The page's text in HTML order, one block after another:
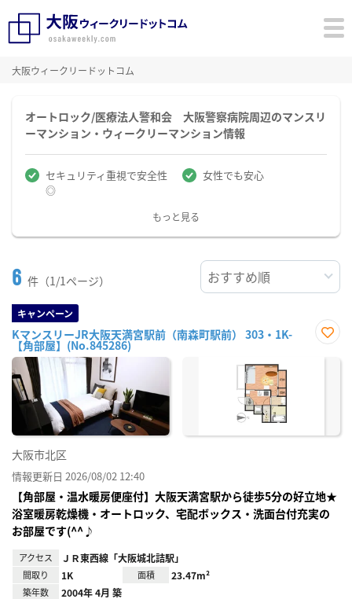
大阪ウィークリードットコム
オートロック/医療法人警和会 大阪警察病院周辺のマンスリ
ーマンション・ウィークリーマンション情報
セキュリティ重視で安全性
◎
女性でも安心
もっと見る
6 件（1/1ページ）
キャンペーン
KマンスリーJR大阪天満宮駅前（南森町駅前） 303・1K-
【角部屋】(No.845286)
に入
大阪市北区
情報更新日 2026/08/02 12:40
【角部屋・温水暖房便座付】大阪天満宮駅から徒歩5分の好立地★
浴室暖房乾燥機・オートロック、宅配ボックス・洗面台付充実の
お部屋です(^^♪
アクセス ＪＲ東西線「大阪城北詰駅」
間取り 1K 面積 23.47m²
築年数 2004年 4月 築